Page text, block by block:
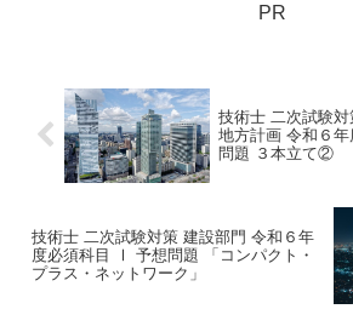
PR
技術士 二次試験
地方計画 令和６
問題 ３本立て②
技術士 二次試験対策 建設部門 令和６年
度必須科目 Ⅰ 予想問題 「コンパクト・
プラス・ネットワーク」